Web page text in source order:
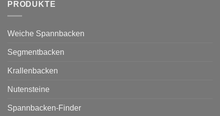
PRODUKTE
Weiche Spannbacken
Segmentbacken
Krallenbacken
Nutensteine
Spannbacken-Finder